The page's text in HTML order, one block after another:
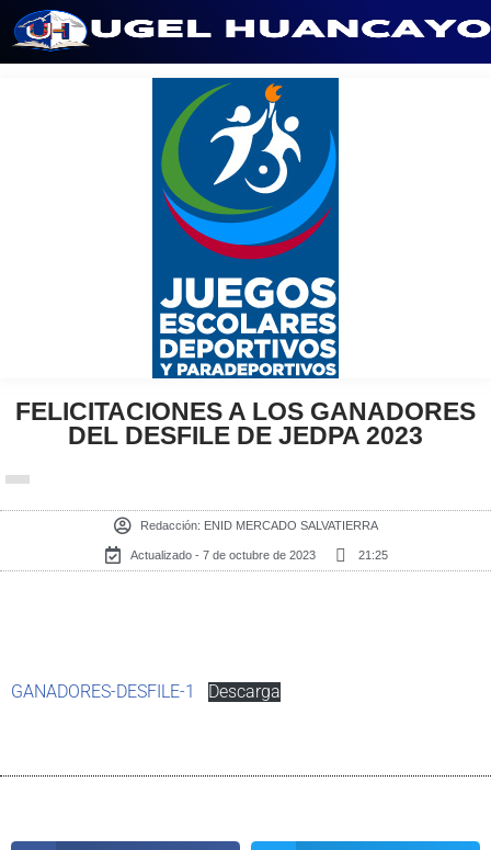
FELICITACIONES A LOS GANADORES
DEL DESFILE DE JEDPA 2023
Redacción: ENID MERCADO SALVATIERRA
Actualizado - 7 de octubre de 2023 21:25
GANADORES-DESFILE-1 Descarga